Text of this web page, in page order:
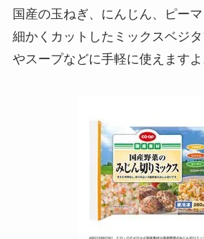
国産の玉ねぎ、にんじん、ピー
細かくカットしたミックスベジ
やスープなどに手軽に使えますよ